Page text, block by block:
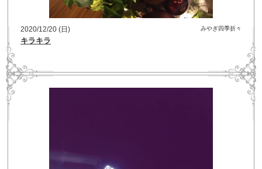
2020/12/20 (日) みやぎ四季折々
キラキラ